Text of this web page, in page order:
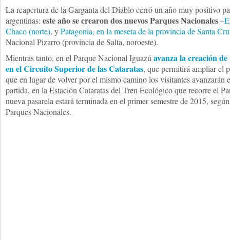
La reapertura de la Garganta del Diablo cerró un año muy positivo
argentinas: este año se crearon dos nuevos Parques Nacionales–
Chaco (norte), yPatagonia, en la meseta de la provincia de Santa
Nacional Pizarro (provincia de Salta, noroeste).
Mientras tanto, en el Parque Nacional Iguazú avanza la creación
en el Circuito Superior de las Cataratas, que permitirá ampliar el
que en lugar de volver por el mismo camino los visitantes avanzarán
partida, en la Estación Cataratas del Tren Ecológico que recorre el
nueva pasarela estará terminada en el primer semestre de 2015,
Parques Nacionales.